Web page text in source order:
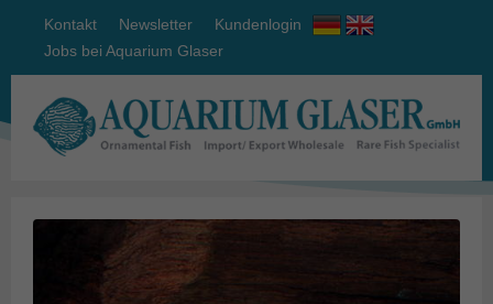
Kontakt Newsletter
Kundenlogin
Jobs bei Aquarium Glaser